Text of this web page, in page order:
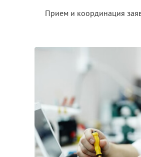
Прием и координация